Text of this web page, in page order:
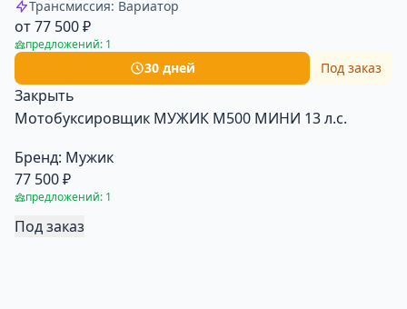
Трансмиссия: Вариатор
от 77 500 ₽
предложений: 1
30 дней Под заказ
Закрыть
Мотобуксировщик МУЖИК М500 МИНИ 13 л.с.
Бренд: Мужик
77 500 ₽
предложений: 1
Под заказ